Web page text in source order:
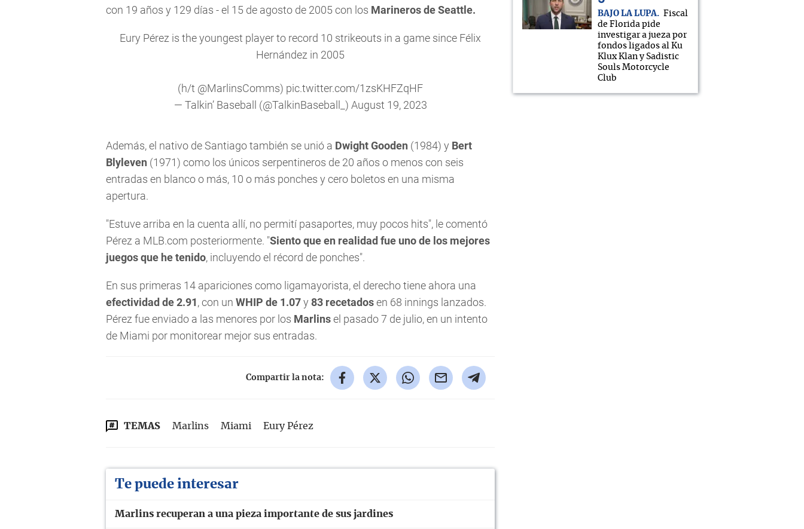
con 19 años y 129 días - el 15 de agosto de 2005 con los Marineros de Seattle.
Eury Pérez is the youngest player to record 10 strikeouts in a game since Félix
Hernández in 2005
(h/t @MarlinsComms) pic.twitter.com/1zsKHFZqHF
— Talkin’ Baseball (@TalkinBaseball_) August 19, 2023
Además, el nativo de Santiago también se unió a Dwight Gooden (1984) y Bert
Blyleven (1971) como los únicos serpentineros de 20 años o menos con seis
entradas en blanco o más, 10 o más ponches y cero boletos en una misma
apertura.
"Estuve arriba en la cuenta allí, no permití pasaportes, muy pocos hits", le comentó
Pérez a MLB.com posteriormente. "Siento que en realidad fue uno de los mejores
juegos que he tenido, incluyendo el récord de ponches".
En sus primeras 14 apariciones como ligamayorista, el derecho tiene ahora una
efectividad de 2.91, con un WHIP de 1.07y 83 recetadosen 68 innings lanzados.
Pérez fue enviado a las menores por los Marlinsel pasado 7 de julio, en un intento
de Miami por monitorear mejor sus entradas.
Compartir la nota:
TEMAS Marlins Miami Eury Pérez
Te puede interesar
Marlins recuperan a una pieza importante de sus jardines
BAJO LA LUPA
Fiscal
de Florida pide
investigar a jueza por
fondos ligados al Ku
Klux Klan y Sadistic
Souls Motorcycle
Club